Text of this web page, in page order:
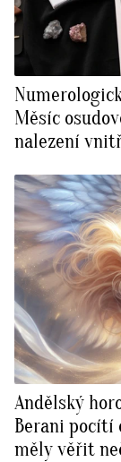
Měsíc
nalezení
Andělský
Berani pocítí
měly věřit